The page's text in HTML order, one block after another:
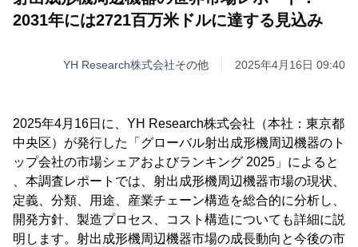
2031年には2721百万米ドルに達する見込み
YH Research株式会社その他 2025年4月16日 09:40
2025年4月16日に、YH Research株式会社（本社：東京都
中央区）が発行した「グローバル射出成形機周辺機器のト
ップ会社の市場シェアおよびランキング 2025」によると
、本調査レポートでは、射出成形機周辺機器市場の現状、
定義、分類、用途、産業チェーン構造を総合的に分析し、
開発方針、製造プロセス、コスト構造についても詳細に説
明します。射出成形機周辺機器市場の成長動向と今後の市